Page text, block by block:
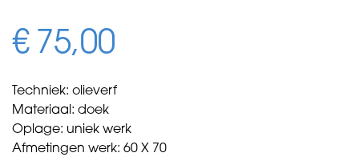
€ 75,00
Techniek: olieverf
Materiaal: doek
Oplage: uniek werk
Afmetingen werk: 60 X 70